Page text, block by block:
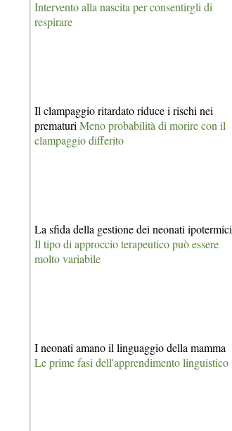
Intervento alla nascita per consentirgli di
respirare
Il clampaggio ritardato riduce i rischi nei
prematuri Meno probabilità di morire con il
clampaggio differito
La sfida della gestione dei neonati ipotermici
Il tipo di approccio terapeutico può essere
molto variabile
I neonati amano il linguaggio della mamma
Le prime fasi dell'apprendimento linguistico